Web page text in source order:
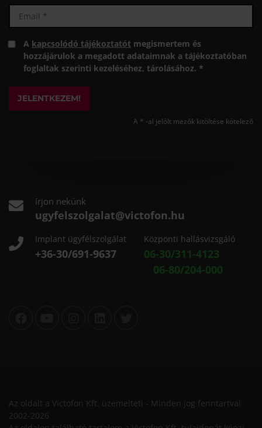
A kapcsolódó tájékoztatót megismertem és
hozzájárulok a megadott adataimnak a tájékoztatóban
foglaltak szerinti kezeléséhez, tárolásához. *
JELENTKEZEM!
A * -al jelölt mezők kitöltése kötelező
írjon nekünk
ugyfelszolgalat@victofon.hu
Implant ügyfélszolgálat
+36-30/691-9637
Központi hallásvizsgáló
06-30/311-4123
06-80/204-000
Az oldalt a Victofon Kft. üzemelteti - Minden jog fenntartva!
2002-2026